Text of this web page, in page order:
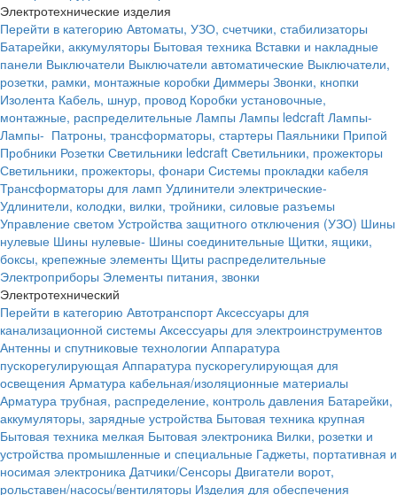
Электротехнические изделия
Перейти в категорию Автоматы, УЗО, счетчики, стабилизаторы
Батарейки, аккумуляторы Бытовая техника Вставки и накладные
панели Выключатели Выключатели автоматические Выключатели,
розетки, рамки, монтажные коробки Диммеры Звонки, кнопки
Изолента Кабель, шнур, провод Коробки установочные,
монтажные, распределительные Лампы Лампы ledcraft Лампы-
Лампы- Патроны, трансформаторы, стартеры Паяльники Припой
Пробники Розетки Светильники ledcraft Светильники, прожекторы
Светильники, прожекторы, фонари Системы прокладки кабеля
Трансформаторы для ламп Удлинители электрические-
Удлинители, колодки, вилки, тройники, силовые разъемы
Управление светом Устройства защитного отключения (УЗО) Шины
нулевые Шины нулевые- Шины соединительные Щитки, ящики,
боксы, крепежные элементы Щиты распределительные
Электроприборы Элементы питания, звонки
Электротехнический
Перейти в категорию Автотранспорт Аксессуары для
канализационной системы Аксессуары для электроинструментов
Антенны и спутниковые технологии Аппаратура
пускорегулирующая Аппаратура пускорегулирующая для
освещения Арматура кабельная/изоляционные материалы
Арматура трубная, распределение, контроль давления Батарейки,
аккумуляторы, зарядные устройства Бытовая техника крупная
Бытовая техника мелкая Бытовая электроника Вилки, розетки и
устройства промышленные и специальные Гаджеты, портативная и
носимая электроника Датчики/Сенсоры Двигатели ворот,
рольставен/насосы/вентиляторы Изделия для обеспечения